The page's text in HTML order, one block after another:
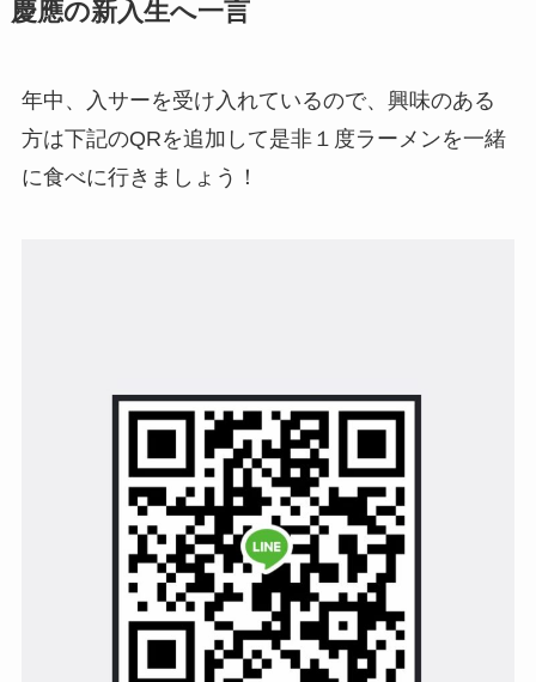
慶應の新入生へ一言
年中、入サーを受け入れているので、興味のある
方は下記のQRを追加して是非１度ラーメンを一緒
に食べに行きましょう！